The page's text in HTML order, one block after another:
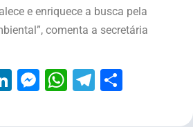
e enriquece a busca pela
comenta a secretária
LinkedIn
Messenger
WhatsApp
Telegram